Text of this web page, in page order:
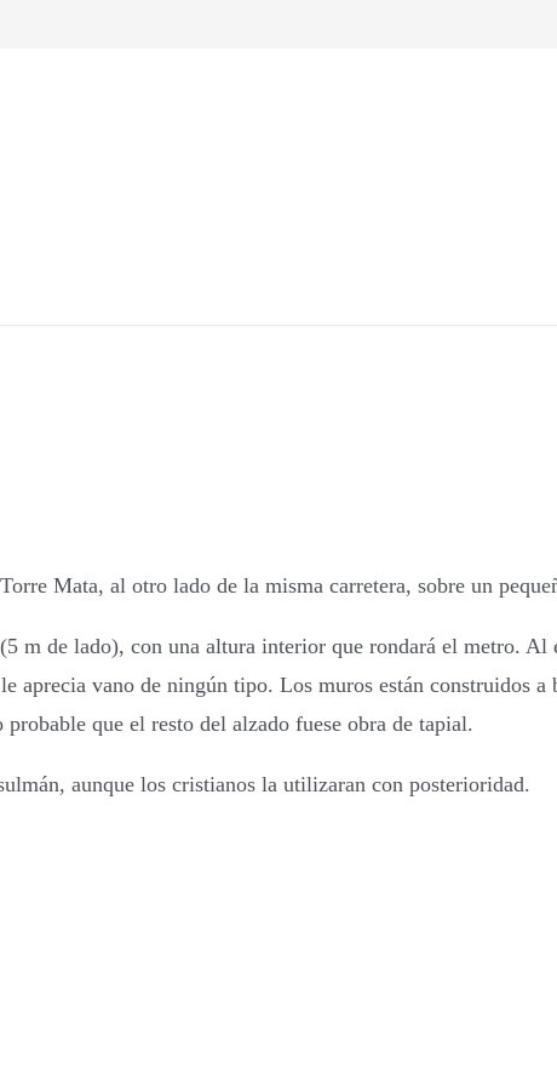
Mata, al otro lado de la misma carretera, sobre un
m de lado), con una altura interior que rondará el metro. Al
aprecia vano de ningún tipo. Los muros están construidos a
que el resto del alzado fuese obra de tapial.
aunque los cristianos la utilizaran con posterioridad.